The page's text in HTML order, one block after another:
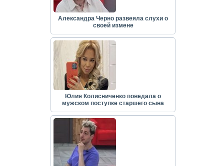
Александра Черно развеяла слухи о
своей измене
Юлия Колисниченко поведала о
мужском поступке старшего сына